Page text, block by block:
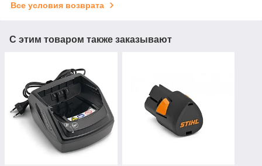
Все условия возврата
С этим товаром также заказывают